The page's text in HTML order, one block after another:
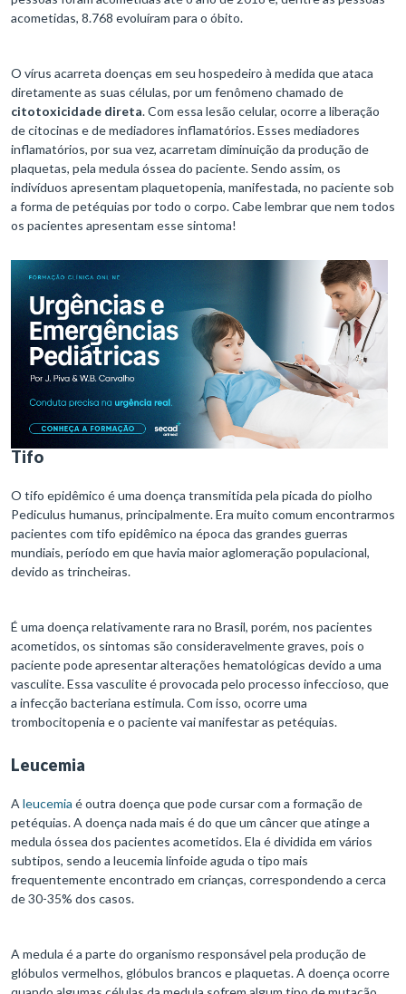
acometidas, 8.768 evoluíram para o óbito.
O vírus acarreta doenças em seu hospedeiro à medida que ataca
diretamente as suas células, por um fenômeno chamado de
citotoxicidade direta. Com essa lesão celular, ocorre a liberação
de citocinas e de mediadores inflamatórios. Esses mediadores
inflamatórios, por sua vez, acarretam diminuição da produção de
plaquetas, pela medula óssea do paciente. Sendo assim, os
indivíduos apresentam plaquetopenia, manifestada, no paciente sob
a forma de petéquias por todo o corpo. Cabe lembrar que nem todos
os pacientes apresentam esse sintoma!
Tifo
O tifo epidêmico é uma doença transmitida pela picada do piolho
Pediculus humanus, principalmente. Era muito comum encontrarmos
pacientes com tifo epidêmico na época das grandes guerras
mundiais, período em que havia maior aglomeração populacional,
devido as trincheiras.
É uma doença relativamente rara no Brasil, porém, nos pacientes
acometidos, os sintomas são consideravelmente graves, pois o
paciente pode apresentar alterações hematológicas devido a uma
vasculite. Essa vasculite é provocada pelo processo infeccioso, que
a infecção bacteriana estimula. Com isso, ocorre uma
trombocitopenia e o paciente vai manifestar as petéquias.
Leucemia
A leucemia é outra doença que pode cursar com a formação de
petéquias. A doença nada mais é do que um câncer que atinge a
medula óssea dos pacientes acometidos. Ela é dividida em vários
subtipos, sendo a leucemia linfoide aguda o tipo mais
frequentemente encontrado em crianças, correspondendo a cerca
de 30-35% dos casos.
A medula é a parte do organismo responsável pela produção de
glóbulos vermelhos, glóbulos brancos e plaquetas. A doença ocorre